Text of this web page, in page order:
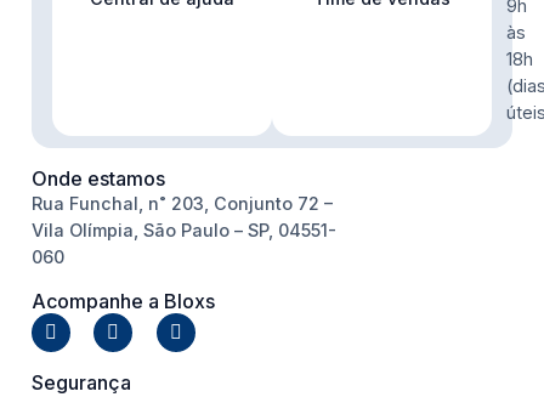
9h
às
18h
Onde estamos
Rua Funchal, n˚ 203, Conjunto 72 –
Vila Olímpia, São Paulo – SP, 04551-
060
Acompanhe a Bloxs
Segurança